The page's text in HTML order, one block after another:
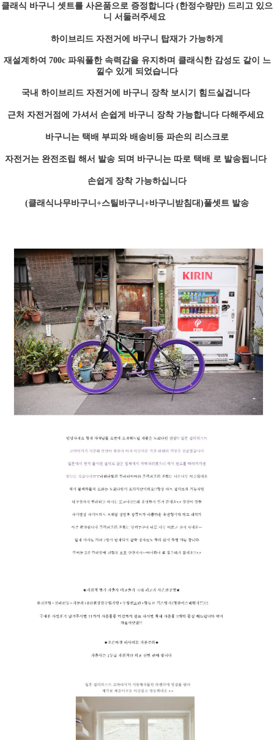
클래식 바구니 셋트를 사은품으로 증정합니다 (한정수량만) 드리고 있으
니 서둘러주세요
하이브리드 자전거에 바구니 탑재가 가능하게
재설계하여 700c 파워풀한 속력감을 유지하며 클래식한 감성도 같이 느
낄수 있게 되었습니다
국내 하이브리드 자전거에 바구니 장착 보시기 힘드실겁니다
근처 자전거점에 가셔서 손쉽게 바구니 장착 가능합니다 다해주세요
바구니는 택배 부피와 배송비등 파손의 리스크로
자전거는 완전조립 해서 발송 되며 바구니는 따로 택배 로 발송됩니다
손쉽게 장착 가능하십니다
(클래식나무바구니+스틸바구니+바구니받침대)풀셋트 발송